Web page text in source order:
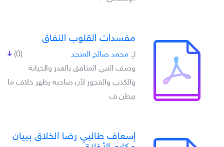
مفسدات القلوب النفاق
(0) لـِ: محمد صالح المنجد
وصف النبي المنافق بالغدر والخيانة
والكذب والفجور لأن صاحبه يظهر خلاف ما
يبطن ف
إسعاف طالبي رضا الخلاق ببيان